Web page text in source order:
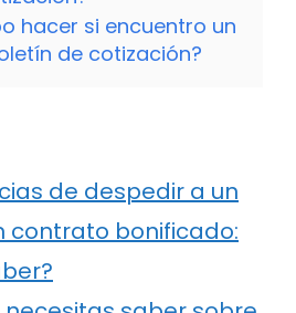
hacer si encuentro un
de cotización?
de despedir a un
contrato bonificado: